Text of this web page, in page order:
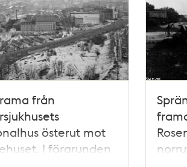
från
österut mot
I förgrunden